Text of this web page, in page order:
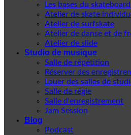
Les bases du
Atelier de skate
Atelier de surfskate
Atelier de danse et de
Atelier de slide
Studio de musique
Salle de répétition
Réserver des
Louer des salles de
Salle de régie
Salle d'enregistrement
Jam Session
Blog
Podcast